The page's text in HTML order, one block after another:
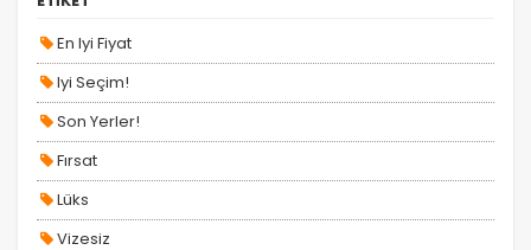
En Iyi Fiyat
Iyi Seçim!
Son Yerler!
Fırsat
Lüks
Vizesiz